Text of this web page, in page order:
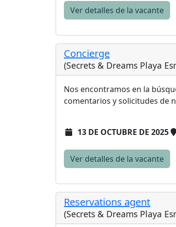
Ver detalles de la vacante
Concierge
(Secrets & Dreams Playa
Nos encontramos en la
comentarios y solicitudes de
13 DE OCTUBRE DE 2025
Ver detalles de la vacante
Reservations agent
(Secrets & Dreams Playa